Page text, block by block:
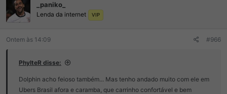
õ
e
_paniko_
Lenda da internet VIP
Ontem às 14:09 #966
PhylteR disse:
Dolphin acho feioso também... Mas tenho andado muito com ele em
Ubers Brasil afora e caramba, que carrinho confortável e bem